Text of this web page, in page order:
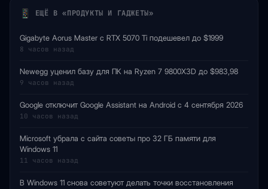
ЕЩЁ В «ПРОДУКТЫ И ГАДЖЕТЫ»
Gigabyte Aorus Master с RTX 5070 Ti подешевел до $1999
8 часов назад
Newegg уценил базу для ПК на Ryzen 7 9800X3D до $983,98
9 часов назад
Google отключит Google Assistant на Android с 4 сентября 2026
10 часов назад
Microsoft убрала с сайта советы про 32 ГБ памяти для
Windows 11
11 часов назад
В Windows 11 снова советуют делать точки восстановления